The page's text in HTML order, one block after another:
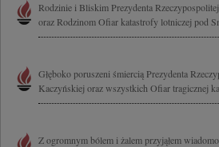
Rodzinie i Bliskim Prezydenta
oraz Rodzinom Ofiar katastrofy lotniczej pod
Głęboko poruszeni śmiercią Prezydenta
Kaczyńskiej oraz wszystkich Ofiar tragicznej
Z ogromnym bólem i żalem przyjąłem